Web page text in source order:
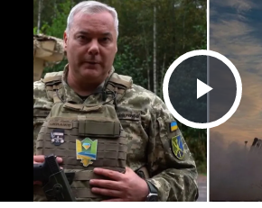
Play